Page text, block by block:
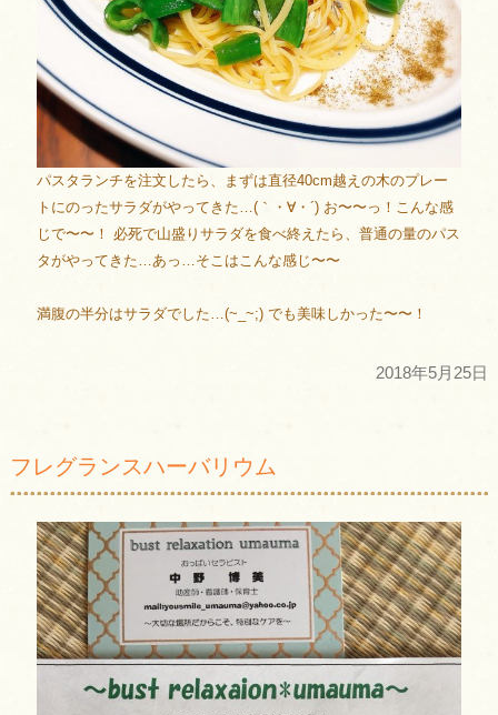
パスタランチを注文したら、まずは直径40cm越えの木のプレー
トにのったサラダがやってきた…(｀・∀・´) お〜〜っ！こんな感
じで〜〜！ 必死で山盛りサラダを食べ終えたら、普通の量のパス
タがやってきた…あっ…そこはこんな感じ〜〜
満腹の半分はサラダでした…(~_~;) でも美味しかった〜〜！
2018年5月25日
フレグランスハーバリウム